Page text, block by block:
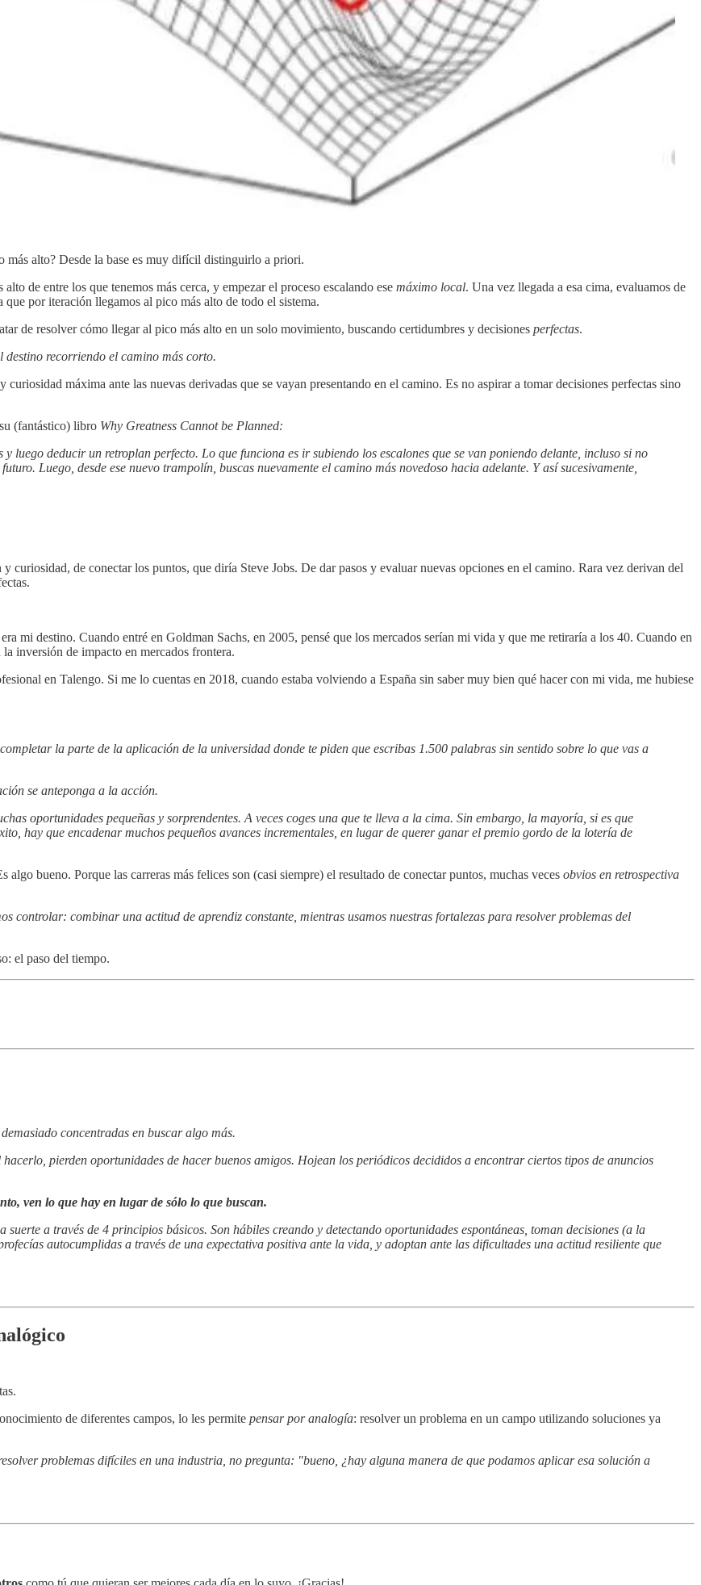
más alto? Desde la base es muy difícil distinguirlo a priori.
de entre los que tenemos más cerca, y empezar el proceso escalando ese máximo local. Una vez llegada a esa cima, evaluamos de
por iteración llegamos al pico más alto de todo el sistema.
de resolver cómo llegar al pico más alto en un solo movimiento, buscando certidumbres y decisiones perfectas.
recorriendo el camino más corto.
máxima ante las nuevas derivadas que se vayan presentando en el camino. Es no aspirar a tomar decisiones perfectas sino
(fantástico) libro Why Greatness Cannot be Planned:
luego deducir un retroplan perfecto. Lo que funciona es ir subiendo los escalones que se van poniendo delante, incluso si no
Luego, desde ese nuevo trampolín, buscas nuevamente el camino más novedoso hacia adelante. Y así sucesivamente,
curiosidad, de conectar los puntos, que diría Steve Jobs. De dar pasos y evaluar nuevas opciones en el camino. Rara vez derivan del
mi destino. Cuando entré en Goldman Sachs, en 2005, pensé que los mercados serían mi vida y que me retiraría a los 40. Cuando en
inversión de impacto en mercados frontera.
en Talengo. Si me lo cuentas en 2018, cuando estaba volviendo a España sin saber muy bien qué hacer con mi vida, me hubiese
la parte de la aplicación de la universidad donde te piden que escribas 1.500 palabras sin sentido sobre lo que vas a
se anteponga a la acción.
oportunidades pequeñas y sorprendentes. A veces coges una que te lleva a la cima. Sin embargo, la mayoría, si es que
hay que encadenar muchos pequeños avances incrementales, en lugar de querer ganar el premio gordo de la lotería de
bueno. Porque las carreras más felices son (casi siempre) el resultado de conectar puntos, muchas veces obvios en retrospectiva
controlar: combinar una actitud de aprendiz constante, mientras usamos nuestras fortalezas para resolver problemas del
el paso del tiempo.
concentradas en buscar algo más.
pierden oportunidades de hacer buenos amigos. Hojean los periódicos decididos a encontrar ciertos tipos de anuncios
ven lo que hay en lugar de sólo lo que buscan.
a través de 4 principios básicos. Son hábiles creando y detectando oportunidades espontáneas, toman decisiones (a la
autocumplidas a través de una expectativa positiva ante la vida, y adoptan ante las dificultades una actitud resiliente que
de diferentes campos, lo les permite pensar por analogía: resolver un problema en un campo utilizando soluciones ya
problemas difíciles en una industria, no pregunta: "bueno, ¿hay alguna manera de que podamos aplicar esa solución a